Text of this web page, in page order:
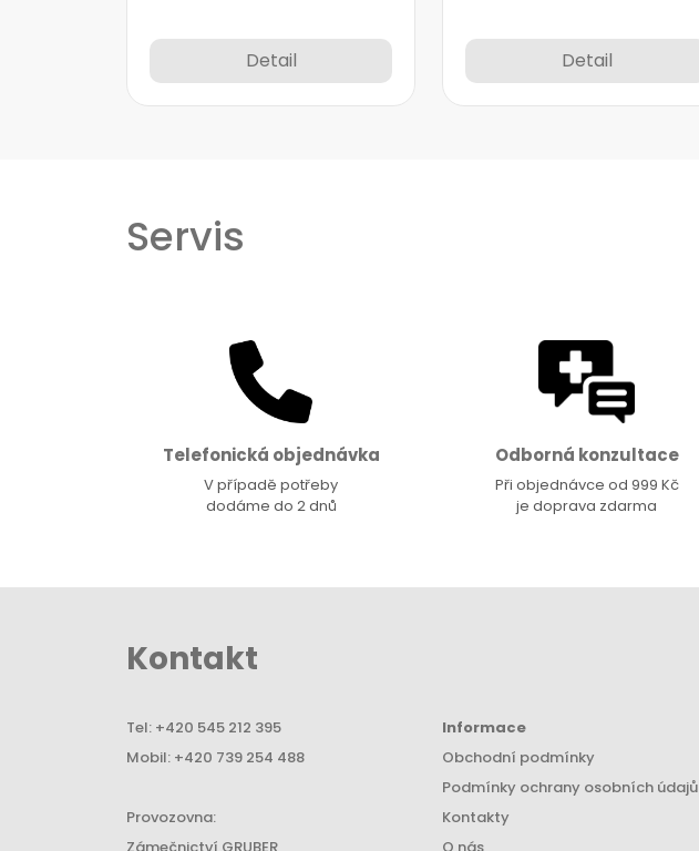
Detail Detail
Servis
Telefonická objednávka
V případě potřeby
dodáme do 2 dnů
Odborná konzultace
Při objednávce od 999 Kč
je doprava zdarma
Kontakt
Tel: +420 545 212 395
Mobil: +420 739 254 488
Provozovna:
Informace
Obchodní podmínky
Podmínky ochrany osobních údajů
Kontakty